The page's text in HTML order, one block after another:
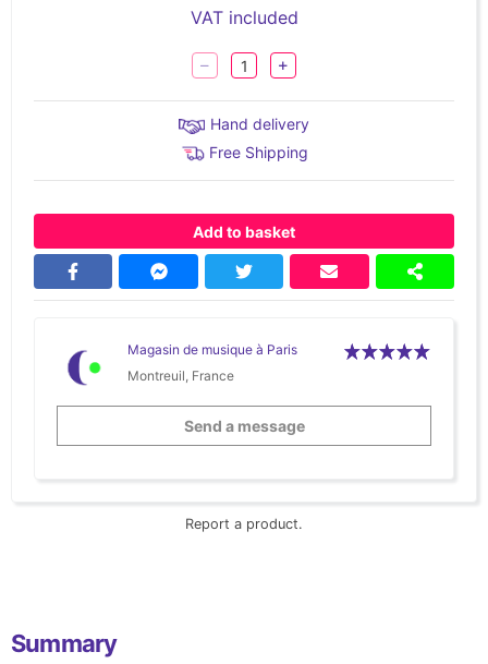
VAT included
Hand delivery
Free Shipping
Add to basket
Magasin de musique à Paris
Montreuil, France
Send a message
Report a product.
Summary